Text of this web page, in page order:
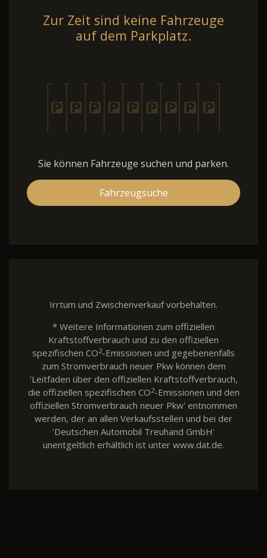
Zur Zeit sind keine Fahrzeuge
auf dem Parkplatz.
Sie können Fahrzeuge suchen und parken.
Fahrzeugsuche
Irrtum und Zwischenverkauf vorbehalten.
* Weitere Informationen zum offiziellen
Kraftstoffverbrauch und zu den offiziellen
spezifischen CO2-Emissionen und gegebenenfalls
zum Stromverbrauch neuer Pkw können dem
'Leitfaden über den offiziellen Kraftstoffverbrauch,
die offiziellen spezifischen CO2-Emissionen und den
offiziellen Stromverbrauch neuer Pkw' entnommen
werden, der an allen Verkaufsstellen und bei der
'Deutschen Automobil Treuhand GmbH'
unentgeltlich erhältlich ist unter www.dat.de.